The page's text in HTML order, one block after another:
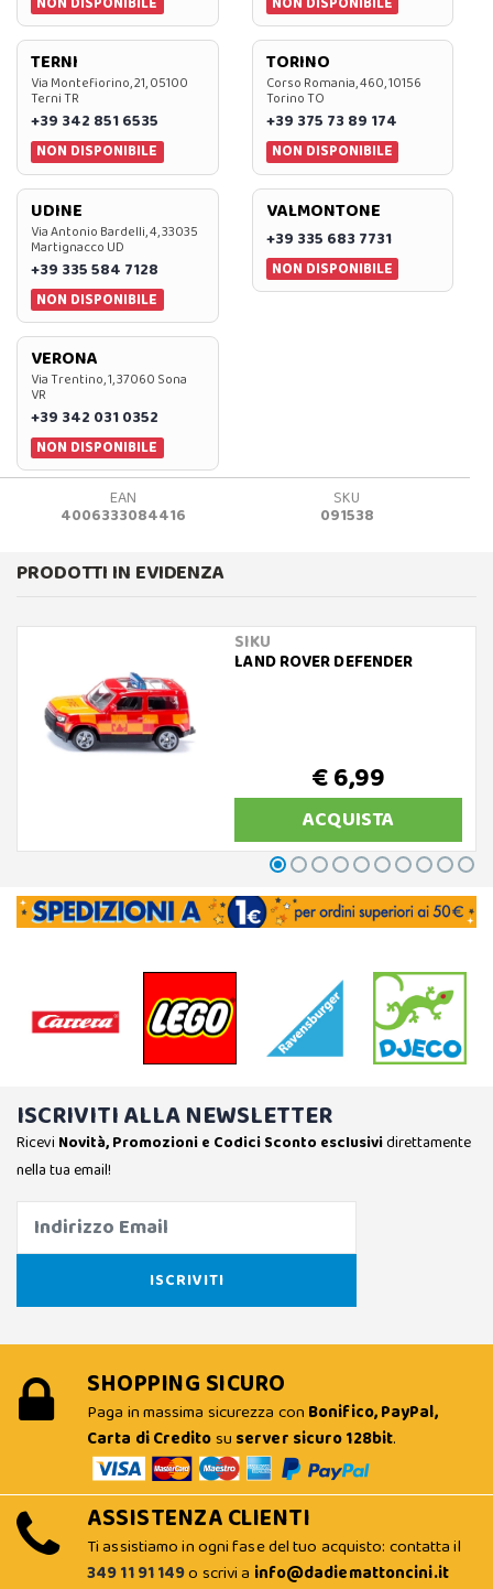
TERNI
Via Montefiorino, 21, 05100
Terni TR
+39 342 851 6535
NON DISPONIBILE
TORINO
Corso Romania, 460, 10156
Torino TO
+39 375 73 89 174
NON DISPONIBILE
UDINE
Via Antonio Bardelli, 4, 33035
Martignacco UD
+39 335 584 7128
NON DISPONIBILE
VALMONTONE
+39 335 683 7731
NON DISPONIBILE
VERONA
Via Trentino, 1, 37060 Sona
VR
+39 342 031 0352
NON DISPONIBILE
EAN
4006333084416
SKU
091538
PRODOTTI IN EVIDENZA
SIKU
LAND ROVER DEFENDER
€ 6,99
ACQUISTA
ISCRIVITI ALLA NEWSLETTER
Ricevi Novità, Promozioni e Codici Sconto esclusividirettamente
nella tua email!
SHOPPING SICURO
Paga in massima sicurezza con Bonifico, PayPal,
Carta di Creditosu server sicuro 128bit.
ASSISTENZA CLIENTI
Ti assistiamo in ogni fase del tuo acquisto: contatta il
349 11 91 149o scrivi a info@dadiemattoncini.it